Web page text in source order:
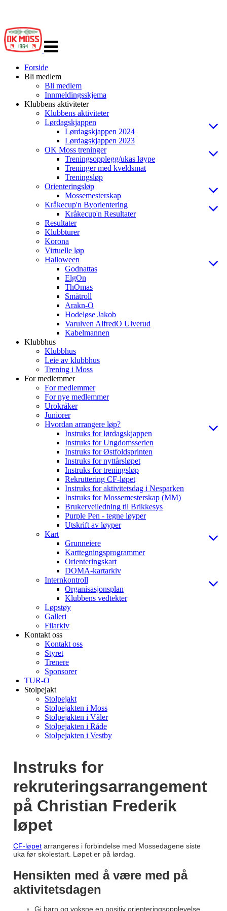
navigasjon
Forside
Bli medlem
Bli medlem
Innmeldingsskjema
Klubbens aktiviteter
Klubbens aktiviteter
Lørdagskjappen
Lørdagskjappen 2024
Lørdagskjappen 2023
OK Moss treninger
Treningsopplegg/ukas løype
Treninger med kveldsmat
Treningsløp
Orienteringsløp
Mossemesterskap
Kråkecup'n Byorientering
Kråkecup'n Resultater
Resultater
Klubbturer
Korona
Virtuelle løp
Halloween
Godnattas
ElgOn
ThOmas
Småtroll
Arakn-O
Hodeløse Jakob
Varulven AlfredO Ulverud
Kabelmannen
Klubbhus
Klubbhus
Leie av klubbhus
Trening i Moss
For medlemmer
For medlemmer
For nye medlemmer
Urokråker
Juniorer
Hvordan arrangere løp?
Instruks for lørdagskjappen
Instruks for Ungdomsserien
Instruks for Østfoldsprinten
Instruks for nyttårsløpet
Instruks for treningsløp
Rekruttering CF-løpet
Instruks for aktivitetsdag i Nesparken
Instruks for Mossemesterskap (MM)
Brukerveiledning til Brikkesys
Purple Pen - tegne løyper
Utskrift av løyper
Kart
Grunneiere
Karttegningsprogrammer
Orienteringskart
DOMA-kartarkiv
Internkontroll
Organisasjonsplan
Klubbens vedtekter
Løpstøy
Galleri
Filarkiv
Kontakt oss
Kontakt oss
Styret
Trenere
Sponsorer
TUR-O
Stolpejakt
Stolpejakt
Stolpejakten i Moss
Stolpejakten i Våler
Stolpejakten i Råde
Stolpejakten i Vestby
Instruks for
rekruteringsarrangement
på Christian Frederik
løpet
CF-løpet arrangeres i forbindelse med Mossedagene siste
uka før skolestart. Løpet er på lørdag.
Hensikten med å være med på
aktivitetsdagen
Gi barn og voksne en positiv orienteringsopplevelse